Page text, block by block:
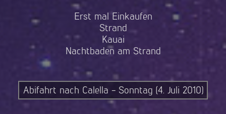
Erst mal Einkaufen
Strand
Kauai
Nachtbaden am Strand
Abifahrt nach Calella - Sonntag (4. Juli 2010)